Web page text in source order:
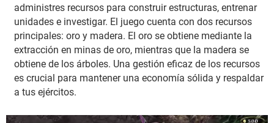
administres recursos para construir estructuras, entrenar
unidades e investigar. El juego cuenta con dos recursos
principales: oro y madera. El oro se obtiene mediante la
extracción en minas de oro, mientras que la madera se
obtiene de los árboles. Una gestión eficaz de los recursos
es crucial para mantener una economía sólida y respaldar
a tus ejércitos.